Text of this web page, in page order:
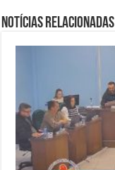
Notícias relacionadas